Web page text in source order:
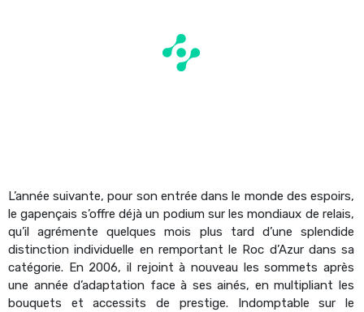
L’année suivante, pour son entrée dans le monde des espoirs,
le gapençais s’offre déjà un podium sur les mondiaux de relais,
qu’il agrémente quelques mois plus tard d’une splendide
distinction individuelle en remportant le Roc d’Azur dans sa
catégorie. En 2006, il rejoint à nouveau les sommets après
une année d’adaptation face à ses ainés, en multipliant les
bouquets et accessits de prestige. Indomptable sur le